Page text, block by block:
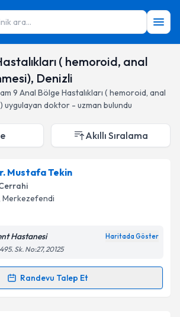
ara...
( hemoroid, anal
Denizli
9 Anal Bölge Hastalıkları ( hemoroid, anal
uygulayan doktor - uzman bulundu
Akıllı Sıralama
Mustafa Tekin
Merkezefendi
Hastanesi Haritada Göster
Sk. No:27, 20125
Randevu Talep Et
Talebi